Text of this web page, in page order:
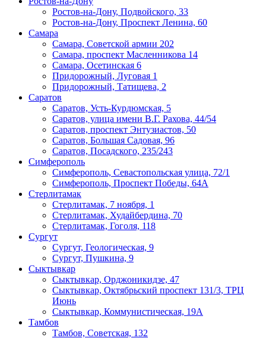
Ростов-на-Дону, Подвойского, 33
Ростов-на-Дону, Проспект Ленина, 60
Самара
Самара, Советской армии 202
Самара, проспект Масленникова 14
Самара, Осетинская 6
Придорожный, Луговая 1
Придорожный, Татищева, 2
Саратов
Саратов, Усть-Курдюмская, 5
Саратов, улица имени В.Г. Рахова, 44/54
Саратов, проспект Энтузиастов, 50
​Саратов, Большая Садовая, 96
Саратов, Посадского, 235/243
Симферополь
Симферополь, Севастопольская улица, 72/1
Симферополь, Проспект Победы, 64А
Стерлитамак
Стерлитамак, 7 ноября, 1
Стерлитамак, Худайбердина, 70
Стерлитамак, Гоголя, 118
Сургут
Сургут, Геологическая, 9
Сургут, Пушкина, 9
Сыктывкар
Сыктывкар, Орджоникидзе, 47
Сыктывкар, Октябрьский проспект 131/3, ТРЦ
Июнь
Сыктывкар, Коммунистическая, 19А
Тамбов
Тамбов, Советская, 132